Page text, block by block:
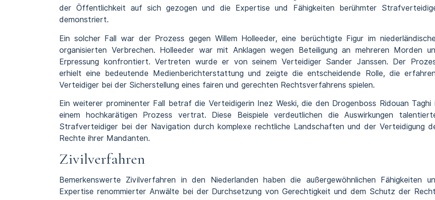
der Öffentlichkeit auf sich gezogen und die Expertise und Fähigkeiten berühmter
demonstriert.
Ein solcher Fall war der Prozess gegen Willem Holleeder, eine berüchtigte Figur im
organisierten Verbrechen. Holleeder war mit Anklagen wegen Beteiligung an mehreren Morden
Erpressung konfrontiert. Vertreten wurde er von seinem Verteidiger Sander Janssen. Der
erhielt eine bedeutende Medienberichterstattung und zeigte die entscheidende Rolle, die
Verteidiger bei der Sicherstellung eines fairen und gerechten Rechtsverfahrens spielen.
Ein weiterer prominenter Fall betraf die Verteidigerin Inez Weski, die den Drogenboss Ridouan Taghi
einem hochkarätigen Prozess vertrat. Diese Beispiele verdeutlichen die Auswirkungen
Strafverteidiger bei der Navigation durch komplexe rechtliche Landschaften und der Verteidigung
Rechte ihrer Mandanten.
Zivilverfahren
Bemerkenswerte Zivilverfahren in den Niederlanden haben die außergewöhnlichen Fähigkeiten
Expertise renommierter Anwälte bei der Durchsetzung von Gerechtigkeit und dem Schutz der